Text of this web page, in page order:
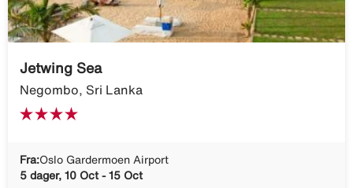
Jetwing Sea
Negombo, Sri Lanka
Fra:Oslo Gardermoen Airport
5 dager, 10 Oct - 15 Oct